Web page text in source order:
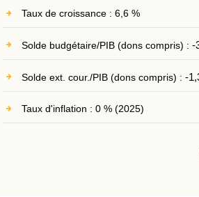
Taux de croissance : 6,6 %
Solde budgétaire/PIB (dons compris) : -
Solde ext. cour./PIB (dons compris) : -
Taux d'inflation : 0 % (2025)